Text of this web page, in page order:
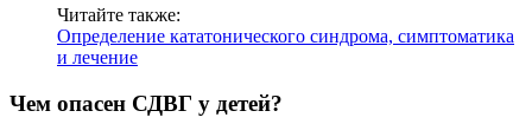
Читайте также:
Определение кататонического синдрома, симптоматика
и лечение
Чем опасен СДВГ у детей?